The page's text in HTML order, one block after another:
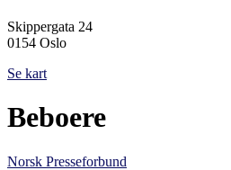
Skippergata 24
0154 Oslo
Se kart
Beboere
Norsk Presseforbund